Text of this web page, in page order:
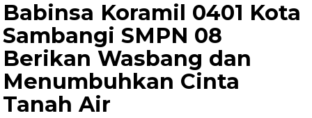
Babinsa Koramil 0401 Kota
Sambangi SMPN 08
Berikan Wasbang dan
Menumbuhkan Cinta
Tanah Air